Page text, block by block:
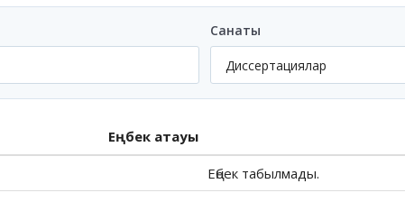
Санаты
Еңбек атауы
Еңбек табылмады.